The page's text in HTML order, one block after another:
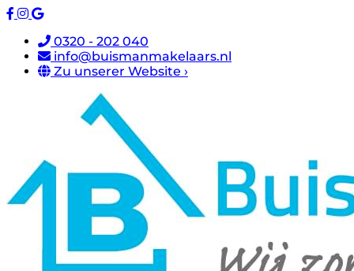
0320 - 202 040
info@buismanmakelaars.nl
Zu unserer Website ›